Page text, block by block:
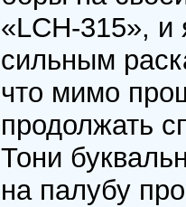
«LCH-315», и
сильным
что мимо
продолжать
Тони
на палубу